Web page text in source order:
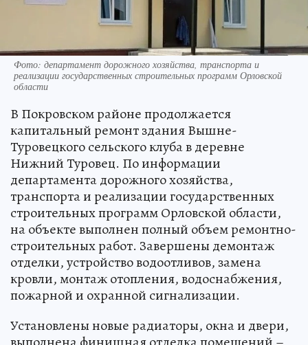
Фото: департамент дорожного хозяйства, транспорта и
реализации государственных строительных программ Орловской
области
В Покровском районе продолжается
капитальный ремонт здания Вышне-
Туровецкого сельского клуба в деревне
Нижний Туровец. По информации
департамента дорожного хозяйства,
транспорта и реализации государственных
строительных программ Орловской области,
на объекте выполнен полный объем ремонтно-
строительных работ. Завершены демонтаж
отделки, устройство водоотливов, замена
кровли, монтаж отопления, водоснабжения,
пожарной и охранной сигнализации.
Установлены новые радиаторы, окна и двери,